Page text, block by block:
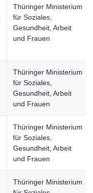
Thüringer Ministerium
für Soziales,
Gesundheit, Arbeit
und Frauen
Thüringer Ministerium
für Soziales,
Gesundheit, Arbeit
und Frauen
Thüringer Ministerium
für Soziales,
Gesundheit, Arbeit
und Frauen
Thüringer Ministerium